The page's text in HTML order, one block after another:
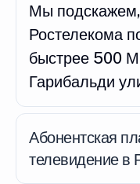
Мы
Ростелекома
быстрее 500
Гарибальди
Абонентская
телевидение в